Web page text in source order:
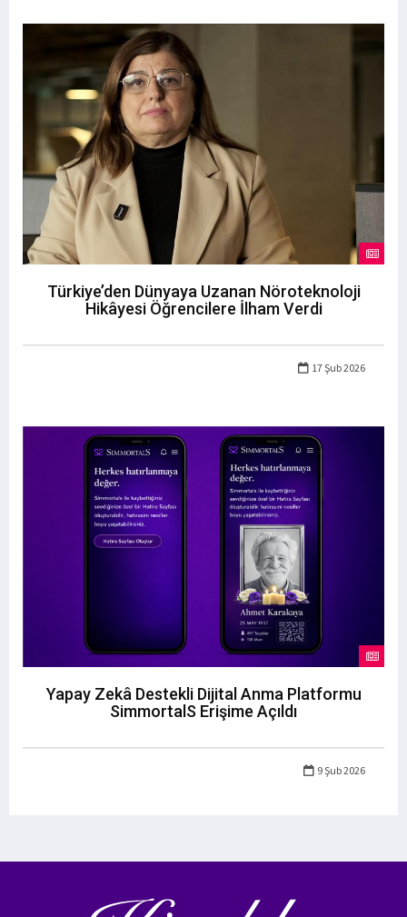
Türkiye’den Dünyaya Uzanan Nöroteknoloji
Hikâyesi Öğrencilere İlham Verdi
17 Şub 2026
Yapay Zekâ Destekli Dijital Anma Platformu
SimmortalS Erişime Açıldı
9 Şub 2026